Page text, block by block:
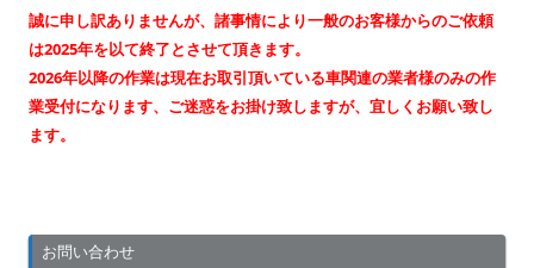
ー
シ
ョ
ン
誠に申し訳ありませんが、諸事情により一般のお客様からのご依頼
は2025年を以て終了とさせて頂きます。
2026年以降の作業は現在お取引頂いている車関連の業者様のみの作
業受付になります、ご迷惑をお掛け致しますが、宜しくお願い致し
ます。
お問い合わせ